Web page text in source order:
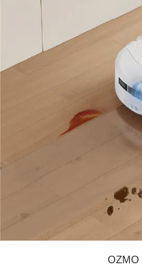
OZMO